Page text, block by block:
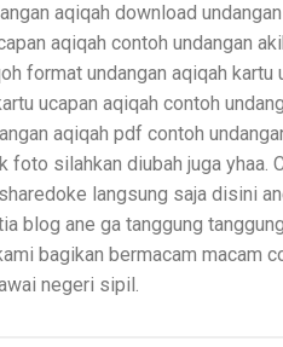
aqiqah download
aqiqah contoh undangan
format undangan aqiqah
ucapan aqiqah contoh
aqiqah pdf contoh
foto silahkan diubah juga yhaa.
langsung saja disini
blog ane ga tanggung
bagikan bermacam macam
negeri sipil.